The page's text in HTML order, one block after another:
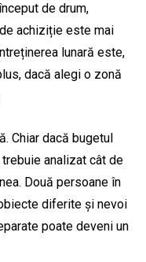
de drum,
achiziție este mai
lunară este,
dacă alegi o zonă
Chiar dacă bugetul
analizat cât de
Două persoane în
diferite și nevoi
poate deveni un